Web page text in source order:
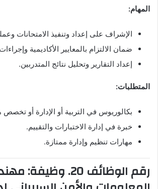
المهام:
الإشراف على إعداد وتنفيذ الامتحانات
ضمان الالتزام بالمعايير الأكاديمية
إعداد التقارير وتحليل نتائج المتدربين.
المتطلبات:
بكالوريوس في التربية أو الإدارة أو
خبرة في إدارة الاختبارات والتقييم.
مهارات تنظيم وإدارة ممتازة.
رقم الوظائف 20.